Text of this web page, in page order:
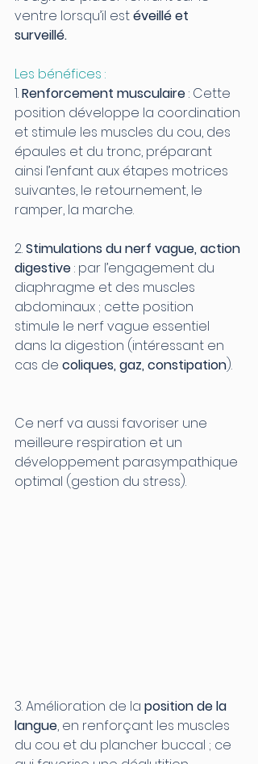
ventre lorsqu’il est éveillé et
surveillé.
Les bénéfices :
1. Renforcement musculaire : Cette
position développe la coordination
et stimule les muscles du cou, des
épaules et du tronc, préparant
ainsi l’enfant aux étapes motrices
suivantes, le retournement, le
ramper, la marche.
2. Stimulations du nerf vague, action
digestive : par l’engagement du
diaphragme et des muscles
abdominaux ; cette position
stimule le nerf vague essentiel
dans la digestion (intéressant en
cas de coliques, gaz, constipation).
Ce nerf va aussi favoriser une
meilleure respiration et un
développement parasympathique
optimal (gestion du stress).
3. Amélioration de la position de la
langue, en renforçant les muscles
du cou et du plancher buccal ; ce